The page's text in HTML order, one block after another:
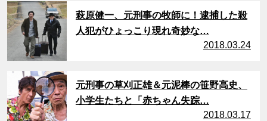
サムネイル
萩原健一、元刑事の牧師に！逮捕した殺
人犯がひょっこり現れ奇妙な…
2018.03.24
サムネイル
元刑事の草刈正雄＆元泥棒の笹野高史、
小学生たちと「赤ちゃん失踪…
2018.03.17